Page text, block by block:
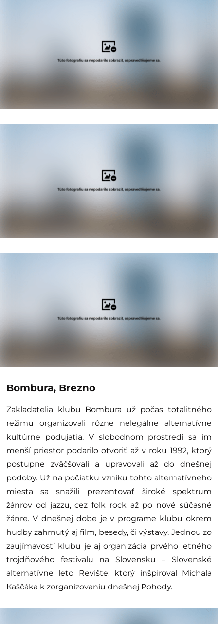
Bombura, Brezno
Zakladatelia klubu Bombura už počas totalitného
režimu organizovali rôzne nelegálne alternatívne
kultúrne podujatia. V slobodnom prostredí sa im
menší priestor podarilo otvoriť až v roku 1992, ktorý
postupne zväčšovali a upravovali až do dnešnej
podoby. Už na počiatku vzniku tohto alternatívneho
miesta sa snažili prezentovať široké spektrum
žánrov od jazzu, cez folk rock až po nové súčasné
žánre. V dnešnej dobe je v programe klubu okrem
hudby zahrnutý aj film, besedy, či výstavy. Jednou zo
zaujímavostí klubu je aj organizácia prvého letného
trojdňového festivalu na Slovensku – Slovenské
alternatívne leto Revište, ktorý inšpiroval Michala
Kaščáka k zorganizovaniu dnešnej Pohody.